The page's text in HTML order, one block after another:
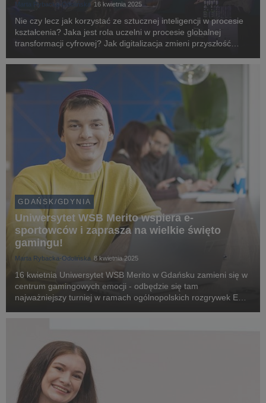
Marta Rybacka-Odolińska 16 kwietnia 2025
Nie czy lecz jak korzystać ze sztucznej inteligencji w procesie
kształcenia? Jaka jest rola uczelni w procesie globalnej
transformacji cyfrowej? Jak digitalizacja zmieni przyszłość
GDAŃSK/GDYNIA
Uniwersytet WSB Merito wspiera e-
sportowców i zaprasza na wielkie święto
gamingu!
Marta Rybacka-Odolińska 8 kwietnia 2025
16 kwietnia Uniwersytet WSB Merito w Gdańsku zamieni się w
centrum gamingowych emocji - odbędzie się tam
najważniejszy turniej w ramach ogólnopolskich rozgrywek EDU